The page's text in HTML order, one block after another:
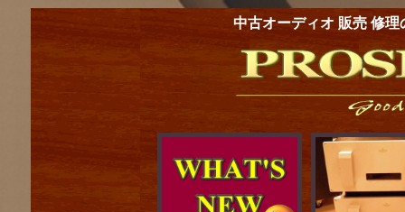
中古オーディオ 販売 修理